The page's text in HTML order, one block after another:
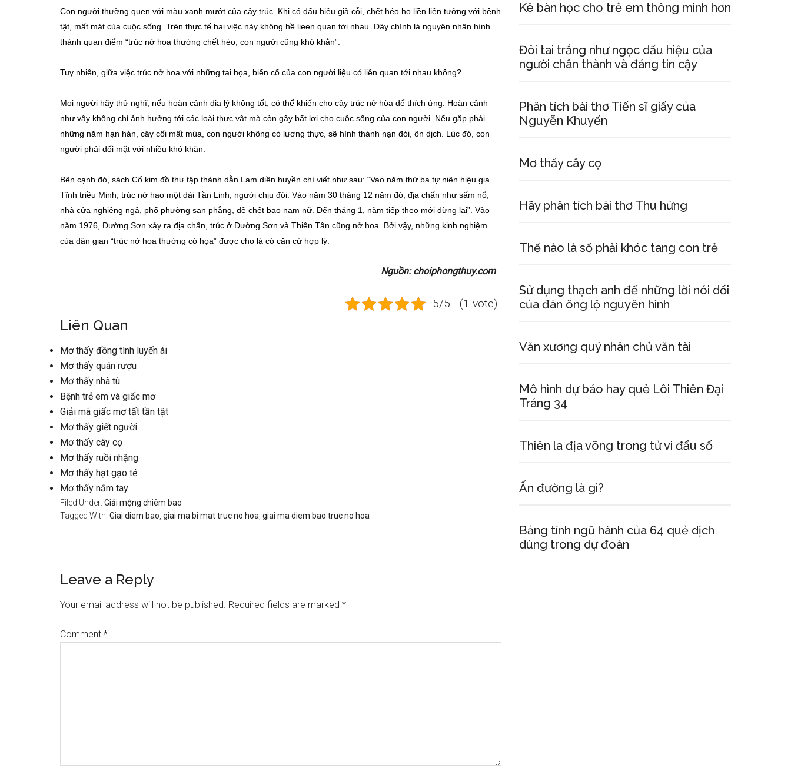
Con người thường quen với màu xanh mướt của cây trúc. Khi có dấu hiệu già cỗi, chết héo họ liền liên tưởng với bệnh
tật, mất mát của cuộc sống. Trên thực tế hai việc này không hề lieen quan tới nhau. Đây chính là nguyên nhân hình
thành quan điểm “trúc nở hoa thường chết héo, con người cũng khó khắn”.
Tuy nhiên, giữa việc trúc nở hoa với những tai họa, biến cố của con người liệu có liên quan tới nhau không?
Mọi người hãy thử nghĩ, nếu hoàn cảnh địa lý không tốt, có thể khiến cho cây trúc nở hòa để thích ứng. Hoàn cảnh
như vậy không chỉ ảnh hưởng tới các loài thực vật mà còn gây bất lợi cho cuộc sống của con người. Nếu gặp phải
những năm hạn hán, cây cối mất mùa, con người không có lương thực, sẽ hình thành nạn đói, ôn dịch. Lúc đó, con
người phải đối mặt với nhiều khó khăn.
Bên cạnh đó, sách Cổ kim đồ thư tập thành dẫn Lam diền huyền chí viết như sau: “Vao năm thứ ba tự niên hiệu gia
Tĩnh triều Minh, trúc nở hao một dải Tần Linh, người chịu đói. Vào năm 30 tháng 12 năm đó, địa chấn như sấm nổ,
nhà cửa nghiêng ngả, phố phường san phẳng, đề chết bao nam nữ. Đến tháng 1, năm tiếp theo mới dừng lại”. Vào
năm 1976, Đường Sơn xảy ra địa chấn, trúc ở Đường Sơn và Thiên Tân cũng nở hoa. Bởi vậy, những kinh nghiệm
của dân gian “trúc nở hoa thường có họa” được cho là có căn cứ hợp lý.
Nguồn: choiphongthuy.com
5/5 - (1 vote)
Liên Quan
Mơ thấy đồng tình luyến ái
Mơ thấy quán rượu
Mơ thấy nhà tù
Bệnh trẻ em và giấc mơ
Giải mã giấc mơ tất tần tật
Mơ thấy giết người
Mơ thấy cây cọ
Mơ thấy ruồi nhặng
Mơ thấy hạt gạo tẻ
Mơ thấy nắm tay
Filed Under: Giải mộng chiêm bao
Tagged With: Giai diem bao giai ma bi mat truc no hoa giai ma diem bao truc no hoa
Reader
Interactions
Leave a Reply
Your email address will not be published. Required fields are marked *
Comment *
Kê bàn học cho trẻ em thông minh hơn
Đôi tai trắng như ngọc dấu hiệu của
người chân thành và đáng tin cậy
Phân tích bài thơ Tiến sĩ giấy của
Nguyễn Khuyến
Mơ thấy cây cọ
Hãy phân tích bài thơ Thu hứng
Thế nào là số phải khóc tang con trẻ
Sử dụng thạch anh để những lời nói dối
của đàn ông lộ nguyên hình
Văn xương quý nhân chủ văn tài
Mô hình dự báo hay quẻ Lôi Thiên Đại
Tráng 34
Thiên la địa võng trong tử vi đẩu số
Ấn đường là gì?
Bảng tính ngũ hành của 64 quẻ dịch
dùng trong dự đoán